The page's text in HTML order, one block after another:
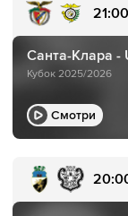
21:00
Санта-Клара -
Кубок 2025/2026
Смотри